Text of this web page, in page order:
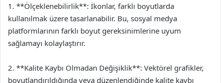
1. **Ölçeklenebilirlik**: İkonlar, farklı boyutlarda
kullanılmak üzere tasarlanabilir. Bu, sosyal medya
platformlarının farklı boyut gereksinimlerine uyum
sağlamayı kolaylaştırır.
2. **Kalite Kaybı Olmadan Değişiklik**: Vektörel grafikler,
boyutlandırıldığında veya düzenlendiğinde kalite kaybı